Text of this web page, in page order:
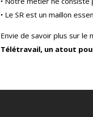
• Le SR est un maillon
Envie de savoir plus sur le
Télétravail, un atout